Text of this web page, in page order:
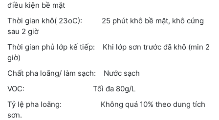
điều kiện bề mặt
Thời gian khô( 23oC): 25 phút khô bề mặt, khô cứng
sau 2 giờ
Thời gian phủ lớp kế tiếp: Khi lớp sơn trước đã khô (min 2
giờ)
Chất pha loãng/ làm sạch: Nước sạch
VOC: Tối đa 80g/L
Tỷ lệ pha loãng: Không quá 10% theo dung tích
sơn.